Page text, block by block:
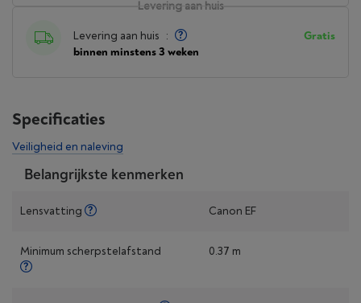
Levering aan huis
Levering aan huis :
binnen minstens 3 weken
Gratis
Specificaties
Veiligheid en naleving
Belangrijkste kenmerken
Lensvatting Canon EF
Minimum scherpstelafstand 0.37 m